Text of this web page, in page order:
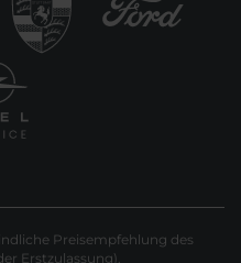
Preisempfehlung des
Erstzulassung).